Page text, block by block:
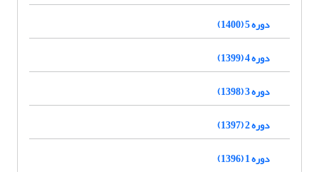
دوره 5 (1400)
دوره 4 (1399)
دوره 3 (1398)
دوره 2 (1397)
دوره 1 (1396)